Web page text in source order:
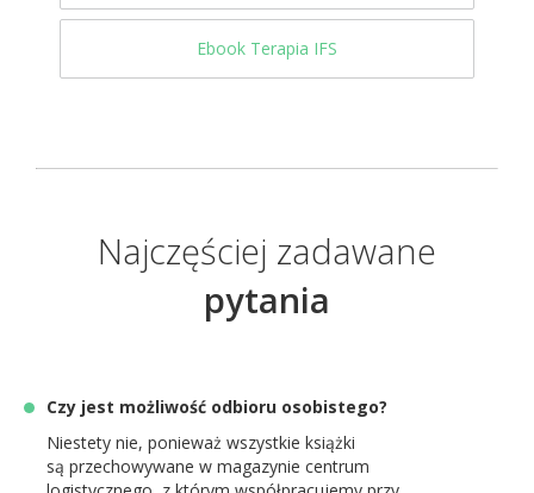
Ebook Terapia IFS
Najczęściej zadawane
pytania
Czy jest możliwość odbioru osobistego?
Niestety nie, ponieważ wszystkie książki
są przechowywane w magazynie centrum